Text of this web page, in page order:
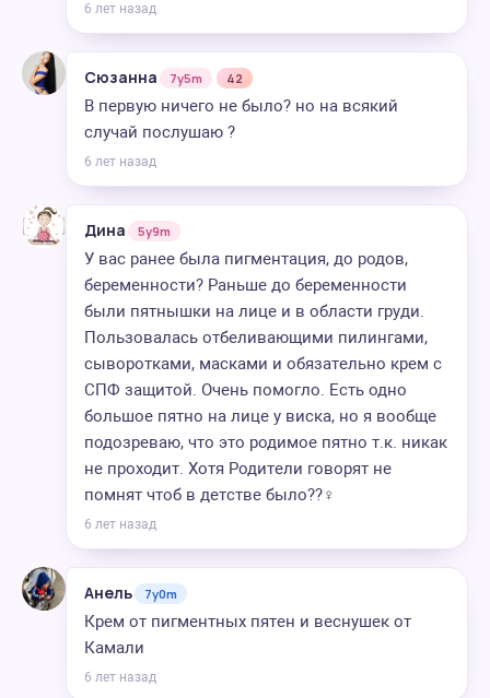
6 лет назад
Сюзанна 7y5m 42
В первую ничего не было? но на всякий
случай послушаю ?
6 лет назад
Дина 5y9m
У вас ранее была пигментация, до родов,
беременности? Раньше до беременности
были пятнышки на лице и в области груди.
Пользовалась отбеливающими пилингами,
сыворотками, масками и обязательно крем с
СПФ защитой. Очень помогло. Есть одно
большое пятно на лице у виска, но я вообще
подозреваю, что это родимое пятно т.к. никак
не проходит. Хотя Родители говорят не
помнят чтоб в детстве было??‍♀️
6 лет назад
Анель 7y0m
Крем от пигментных пятен и веснушек от
Камали
6 лет назад